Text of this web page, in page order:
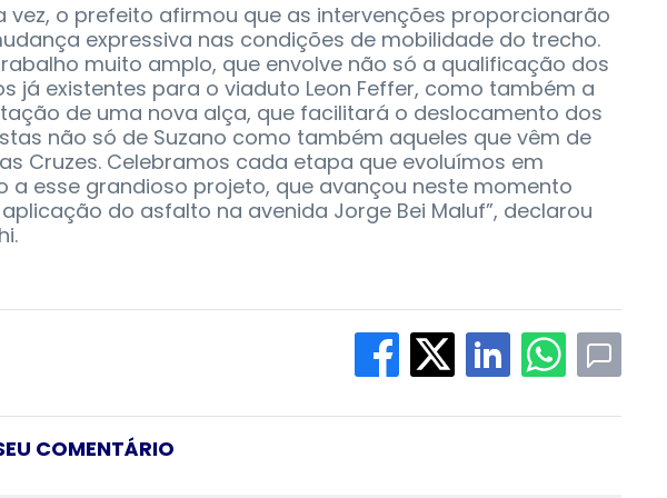
vez, o prefeito afirmou que as intervenções proporcionarão
expressiva nas condições de mobilidade do trecho.
muito amplo, que envolve não só a qualificação dos
já existentes para o viaduto Leon Feffer, como também a
de uma nova alça, que facilitará o deslocamento dos
não só de Suzano como também aqueles que vêm de
Cruzes. Celebramos cada etapa que evoluímos em
a esse grandioso projeto, que avançou neste momento
do asfalto na avenida Jorge Bei Maluf”, declarou
COMENTÁRIO